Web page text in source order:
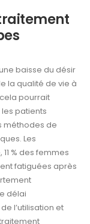
baisse du désir
la qualité de vie à
pourrait
patients
méthodes de
Les
% des femmes
fatiguées après
délai
l’utilisation et